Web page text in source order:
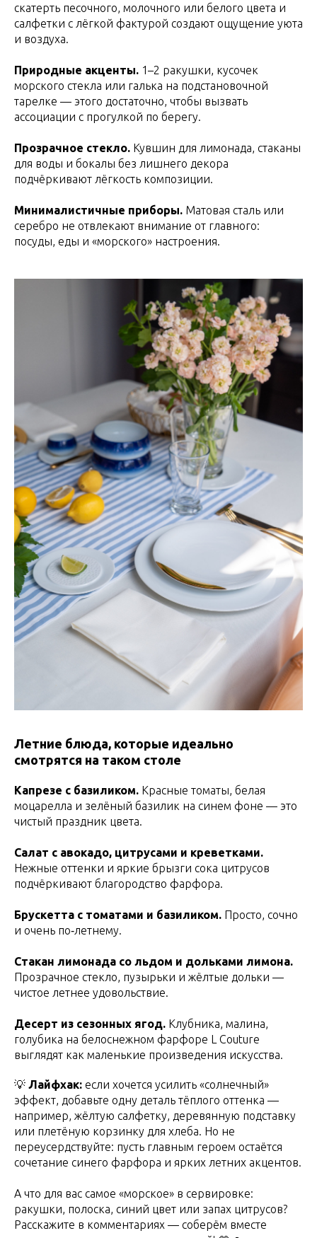
скатерть песочного, молочного или белого цвета и
салфетки с лёгкой фактурой создают ощущение уюта
и воздуха.
Природные акценты. 1–2 ракушки, кусочек
морского стекла или галька на подстановочной
тарелке — этого достаточно, чтобы вызвать
ассоциации с прогулкой по берегу.
Прозрачное стекло. Кувшин для лимонада, стаканы
для воды и бокалы без лишнего декора
подчёркивают лёгкость композиции.
Минималистичные приборы. Матовая сталь или
серебро не отвлекают внимание от главного:
посуды, еды и «морского» настроения.
Летние блюда, которые идеально
смотрятся на таком столе
Капрезе с базиликом. Красные томаты, белая
моцарелла и зелёный базилик на синем фоне — это
чистый праздник цвета.
Салат с авокадо, цитрусами и креветками.
Нежные оттенки и яркие брызги сока цитрусов
подчёркивают благородство фарфора.
Брускетта с томатами и базиликом. Просто, сочно
и очень по‑летнему.
Стакан лимонада со льдом и дольками лимона.
Прозрачное стекло, пузырьки и жёлтые дольки —
чистое летнее удовольствие.
Десерт из сезонных ягод. Клубника, малина,
голубика на белоснежном фарфоре L Couture
выглядят как маленькие произведения искусства.
💡 Лайфхак: если хочется усилить «солнечный»
эффект, добавьте одну деталь тёплого оттенка —
например, жёлтую салфетку, деревянную подставку
или плетёную корзинку для хлеба. Но не
переусердствуйте: пусть главным героем остаётся
сочетание синего фарфора и ярких летних акцентов.
А что для вас самое «морское» в сервировке:
ракушки, полоска, синий цвет или запах цитрусов?
Расскажите в комментариях — соберём вместе